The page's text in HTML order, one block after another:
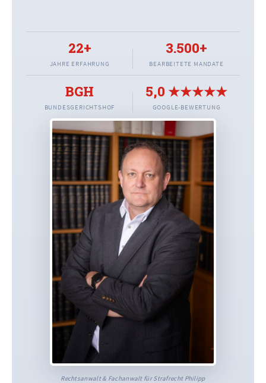
22+
JAHRE ERFAHRUNG
3.500+
BEARBEITETE MANDATE
BGH
BUNDESGERICHTSHOF
5,0 ★★★★★
GOOGLE-BEWERTUNG
Rechtsanwalt & Fachanwalt für Strafrecht Philipp